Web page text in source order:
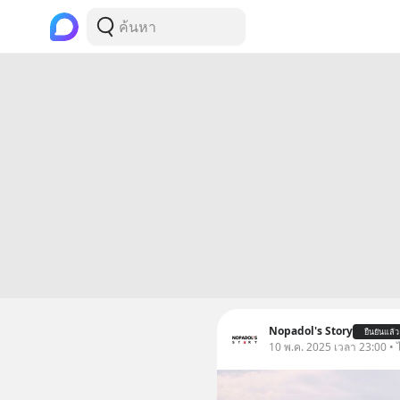
Nopadol's Story ยืนยันแล้ว
10 พ.ค. 2025 เวลา 23:00 •